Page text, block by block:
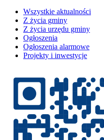
Wszystkie aktualności
Z życia gminy
Z życia urzędu gminy
Ogłoszenia
Ogłoszenia alarmowe
Projekty i inwestycje